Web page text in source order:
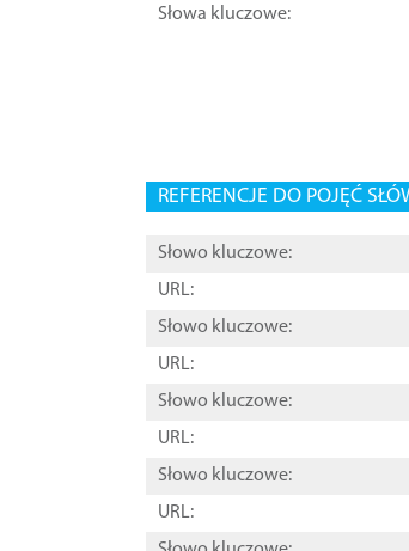
Słowa kluczowe:
REFERENCJE DO POJĘĆ
Słowo kluczowe:
URL:
Słowo kluczowe:
URL:
Słowo kluczowe:
URL:
Słowo kluczowe:
URL: